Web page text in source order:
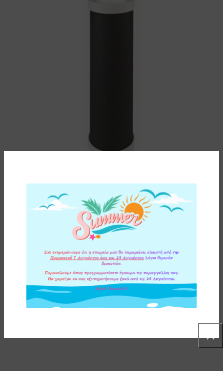
ΑΝΤΑΛΛΑΚΤΙΚΟ ΦΙΛΤΡΟ ΣΥΜΠΑΓΟΥΣ ΕΝΕΡΓΟΥ
ΑΝΘΡΑΚΑ CA-SE HF BX 0,15μm ATLAS FILTRI (MADE IN
ITALY)
94,00€
ΔΙΑΒΑΣΤΕ ΠΕΡΙΣΣΟΤΕΡΑ